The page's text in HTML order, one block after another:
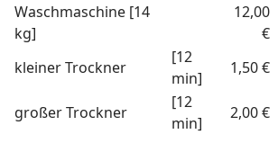
Waschmaschine [14
kg]
12,00
€
kleiner Trockner
[12
min]
1,50 €
großer Trockner
[12
min]
2,00 €